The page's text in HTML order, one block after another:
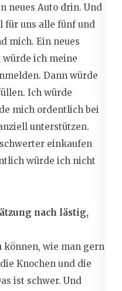
neues Auto drin. Und
für uns alle fünf und
mich. Ein neues
würde ich meine
Dann würde
Ich würde
mich ordentlich bei
unterstützen.
einkaufen
würde ich nicht
nach lästig,
können, wie man gern
Knochen und die
ist schwer. Und